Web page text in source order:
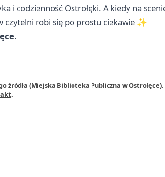
i codzienność Ostrołęki. A kiedy na
czytelni robi się po prostu ciekawie ✨
.
(Miejska Biblioteka Publiczna w Ostrołęce).
.